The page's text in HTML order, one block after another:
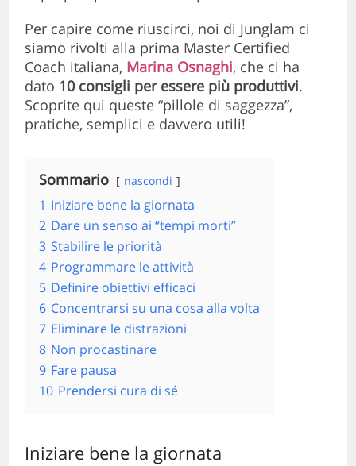
Per capire come riuscirci, noi di Junglam ci
siamo rivolti alla prima Master Certified
Coach italiana, Marina Osnaghi, che ci ha
dato 10 consigli per essere più produttivi.
Scoprite qui queste “pillole di saggezza”,
pratiche, semplici e davvero utili!
Sommario nascondi
1 Iniziare bene la giornata
2 Dare un senso ai “tempi morti”
3 Stabilire le priorità
4 Programmare le attività
5 Definire obiettivi efficaci
6 Concentrarsi su una cosa alla volta
7 Eliminare le distrazioni
8 Non procastinare
9 Fare pausa
10 Prendersi cura di sé
Iniziare bene la giornata